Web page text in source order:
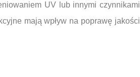
UV lub innymi czynnikami
mają wpływ na poprawę jakości